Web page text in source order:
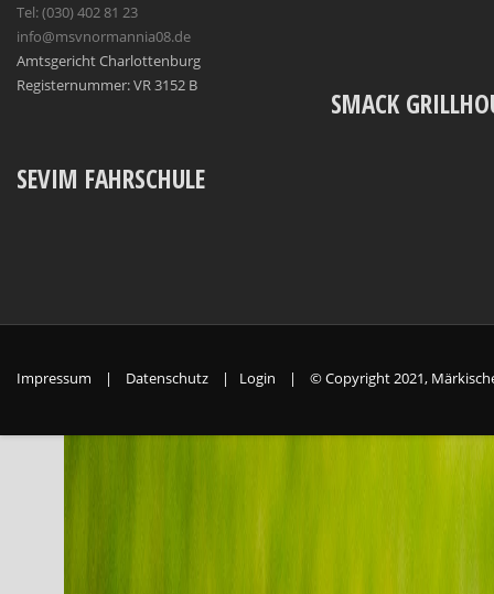
Tel: (030) 402 81 23
info@msvnormannia08.de
Amtsgericht Charlottenburg
Registernummer: VR 3152 B
SEVIM FAHRSCHULE
SMACK
Impressum | Datenschutz | Login | © Copyright 2021,